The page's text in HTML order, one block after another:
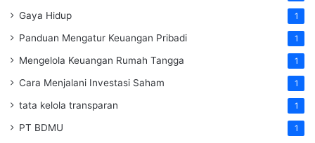
Gaya Hidup 1
Panduan Mengatur Keuangan Pribadi 1
Mengelola Keuangan Rumah Tangga 1
Cara Menjalani Investasi Saham 1
tata kelola transparan 1
PT BDMU 1